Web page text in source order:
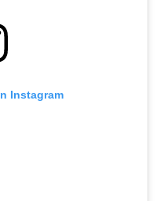
Instagram